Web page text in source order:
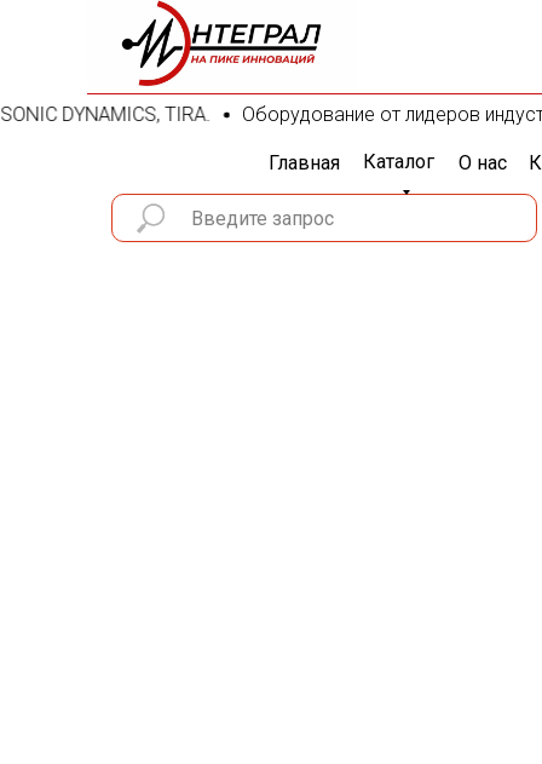
TIRA. Оборудование от лидеров индустрии:
Главная Каталог О нас